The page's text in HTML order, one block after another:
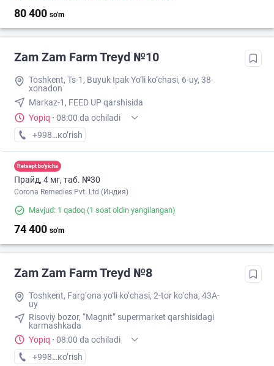
80 400 so'm
Zam Zam Farm Treyd №10
Toshkent, Ts-1, Buyuk Ipak Yo‘li ko‘chasi, 6-uy, 38-
xonadon
Markaz-1, FEED UP qarshisida
Yopiq · 08:00 da ochiladi
+998 (91) XXX-XX-XX
кo’rish
Retsept bo'yicha
Прайд, 4 мг, таб. №30
Corona Remedies Pvt. Ltd (Индия)
Mavjud: 1 qadoq (1 soat oldin yangilangan)
74 400 so'm
Zam Zam Farm Treyd №8
Toshkent, Farg‘ona yo‘li ko‘chasi, 2-tor ko‘cha, 43A-
uy
Risoviy bozor, “Magnit” supermarket qarshisidagi
karmashkada
Yopiq · 08:00 da ochiladi
+998 (88) XXX-XX-XX
кo’rish